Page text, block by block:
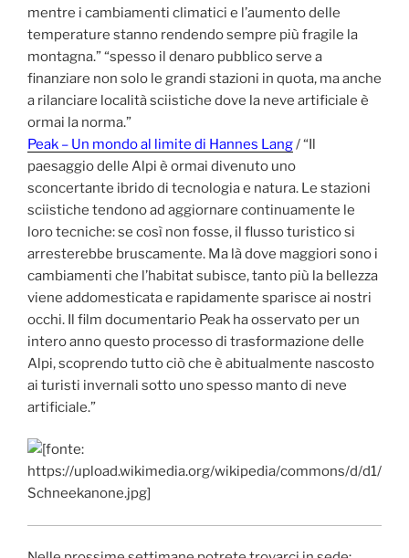
mentre i cambiamenti climatici e l’aumento delle
temperature stanno rendendo sempre più fragile la
montagna.” “spesso il denaro pubblico serve a
finanziare non solo le grandi stazioni in quota, ma anche
a rilanciare località sciistiche dove la neve artificiale è
ormai la norma.”
Peak – Un mondo al limite di Hannes Lang/ “Il
paesaggio delle Alpi è ormai divenuto uno
sconcertante ibrido di tecnologia e natura. Le stazioni
sciistiche tendono ad aggiornare continuamente le
loro tecniche: se così non fosse, il flusso turistico si
arresterebbe bruscamente. Ma là dove maggiori sono i
cambiamenti che l’habitat subisce, tanto più la bellezza
viene addomesticata e rapidamente sparisce ai nostri
occhi. Il film documentario Peak ha osservato per un
intero anno questo processo di trasformazione delle
Alpi, scoprendo tutto ciò che è abitualmente nascosto
ai turisti invernali sotto uno spesso manto di neve
artificiale.”